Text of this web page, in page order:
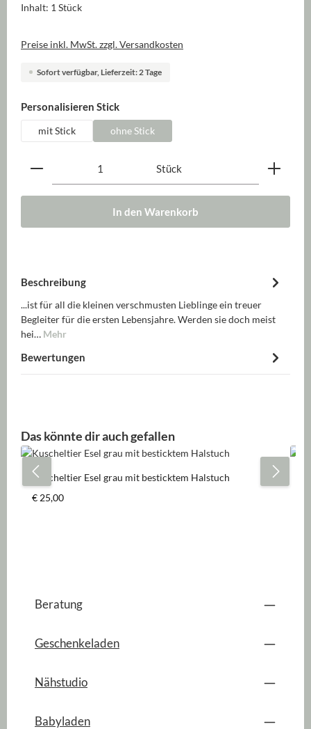
Inhalt: 1 Stück
Preise inkl. MwSt. zzgl. Versandkosten
Sofort verfügbar, Lieferzeit: 2 Tage
Personalisieren Stickauswählen
mit Stick ohne Stick
Produkt Anzahl: Gib den gewünschten Wert ein
Stück
In den Warenkorb
Beschreibung
...ist für all die kleinen verschmusten Lieblinge ein treuer
Begleiter für die ersten Lebensjahre. Werden sie doch meist
hei… Mehr
Bewertungen
Produktgalerie überspringen
Das könnte dir auch gefallen
Kuscheltier Esel grau mit besticktem Halstuch
Regulärer Preis:
€ 25,00
Beratung
Geschenkeladen
Nähstudio
Babyladen